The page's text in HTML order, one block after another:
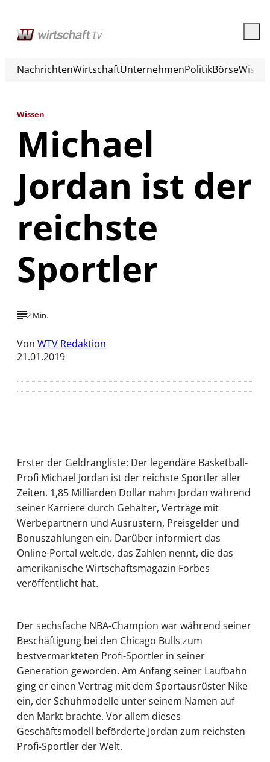
NachrichtenWirtschaftUnternehmenPolitikBörse
Wissen
Michael
Jordan ist der
reichste
Sportler
2 Min.
Von WTV Redaktion
21.01.2019
Erster der Geldrangliste: Der legendäre Basketball-
Profi Michael Jordan ist der reichste Sportler aller
Zeiten. 1,85 Milliarden Dollar nahm Jordan während
seiner Karriere durch Gehälter, Verträge mit
Werbepartnern und Ausrüstern, Preisgelder und
Bonuszahlungen ein. Darüber informiert das
Online-Portal welt.de, das Zahlen nennt, die das
amerikanische Wirtschaftsmagazin Forbes
veröffentlicht hat.
Der sechsfache NBA-Champion war während seiner
Beschäftigung bei den Chicago Bulls zum
bestvermarkteten Profi-Sportler in seiner
Generation geworden. Am Anfang seiner Laufbahn
ging er einen Vertrag mit dem Sportausrüster Nike
ein, der Schuhmodelle unter seinem Namen auf
den Markt brachte. Vor allem dieses
Geschäftsmodell beförderte Jordan zum reichsten
Profi-Sportler der Welt.